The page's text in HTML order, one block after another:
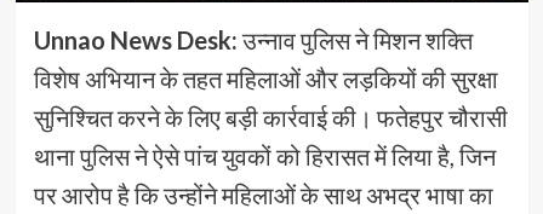
Unnao News Desk:उन्नाव पुलिस ने मिशन शक्ति
विशेष अभियान के तहत महिलाओं और लड़कियों की सुरक्षा
सुनिश्चित करने के लिए बड़ी कार्रवाई की। फतेहपुर चौरासी
थाना पुलिस ने ऐसे पांच युवकों को हिरासत में लिया है, जिन
पर आरोप है कि उन्होंने महिलाओं के साथ अभद्र भाषा का